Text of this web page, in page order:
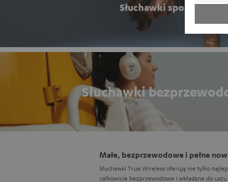
Słuchawki sportowe
Słuchawki
Małe, bezprzewodowe i pełne
Słuchawki True Wireless oferują nie tylko
całkowicie bezprzewodowe i wkładane do